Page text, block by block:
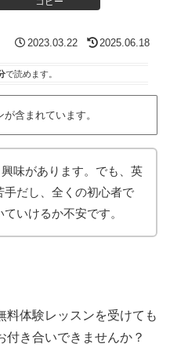
2023.03.22 2025.06.18
で読めます。
含まれています。
味があります。でも、英
手だし、全くの初心者で
いけるか不安です。
料体験レッスンを受けても
付き合いできませんか？